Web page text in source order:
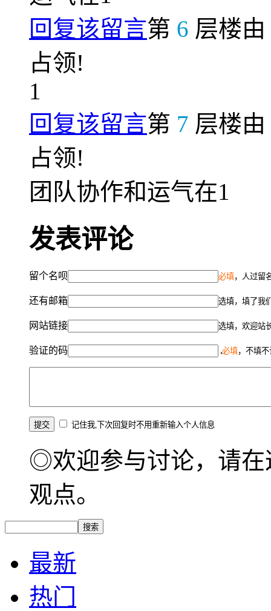
回复该留言第 6 层楼由
占领!
1
回复该留言第 7 层楼由
占领!
团队协作和运气在1
发表评论
留个名呗 必填，人过留
还有邮箱 选填，填了我
网站链接 选填，欢迎站
验证的码 必填，不填
记住我,下次回复时不用重新输入个人信息
◎欢迎参与讨论，请在
观点。
最新
热门